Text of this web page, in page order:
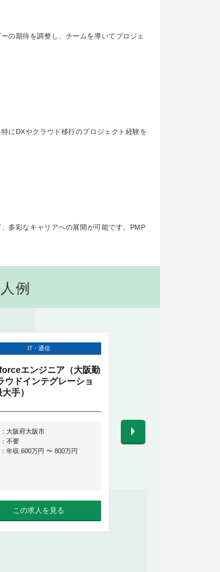
の期待を調整し、チームを導いてプロジェ
にDXやクラウド移行のプロジェクト経験を
多彩なキャリアへの展開が可能です。PMP
例
IT・通信
エンジニア（大阪勤
ウドインテグレーショ
手）
大阪府大阪市
不要
年収 600万円 〜 800万円
この求人を見る
勤務地：東京都
英語力：不要